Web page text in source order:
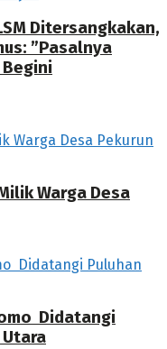
Ditersangkakan,
”Pasalnya
Warga Desa
Didatangi